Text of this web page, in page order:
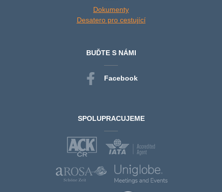
Dokumenty
Desatero pro cestující
BUĎTE S NÁMI
Facebook
SPOLUPRACUJEME